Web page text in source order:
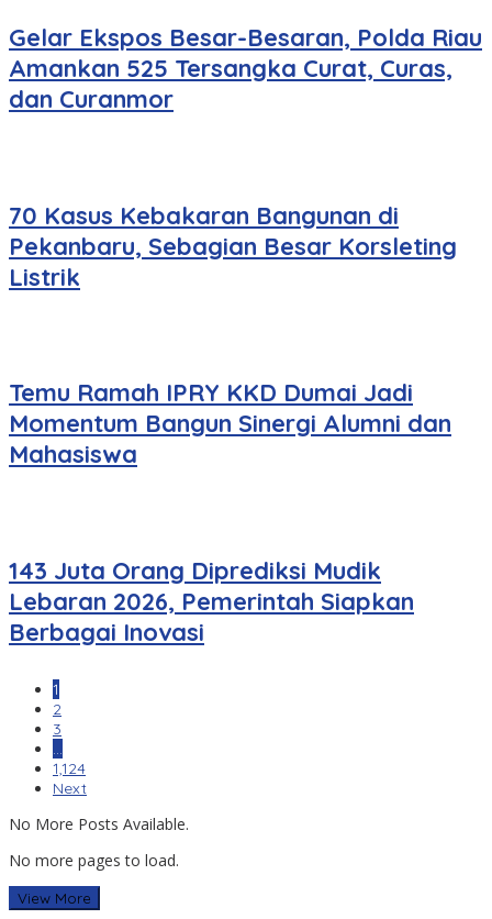
Gelar Ekspos Besar-Besaran, Polda Riau
Amankan 525 Tersangka Curat, Curas,
dan Curanmor
70 Kasus Kebakaran Bangunan di
Pekanbaru, Sebagian Besar Korsleting
Listrik
Temu Ramah IPRY KKD Dumai Jadi
Momentum Bangun Sinergi Alumni dan
Mahasiswa
143 Juta Orang Diprediksi Mudik
Lebaran 2026, Pemerintah Siapkan
Berbagai Inovasi
1
2
3
…
1,124
Next
No More Posts Available.
No more pages to load.
View More